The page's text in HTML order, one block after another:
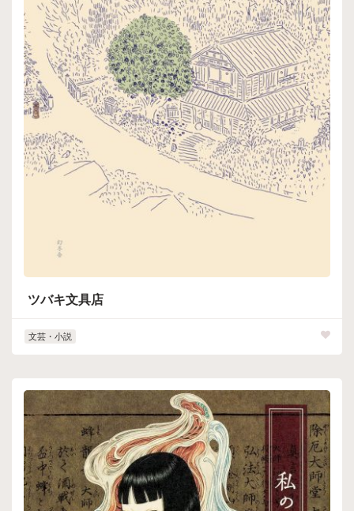
ツバキ文具店
文芸・小説